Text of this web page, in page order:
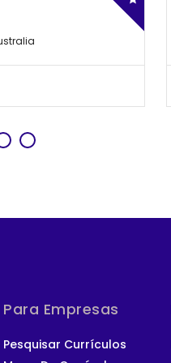
Para Empresas
Pesquisar Currículos